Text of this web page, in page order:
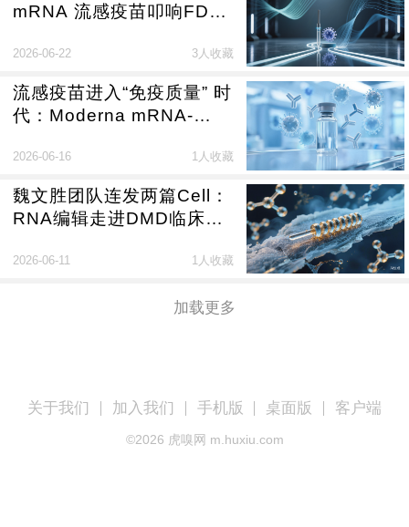
mRNA 流感疫苗叩响FDA
与行业分水岭
2026-06-22 3人收藏
流感疫苗进入“免疫质量” 时
代：Moderna mRNA-
力
2026-06-16 1人收藏
魏文胜团队连发两篇Cell：
RNA编辑走进DMD临床探
2026-06-11 1人收藏
加载更多
关于我们 加入我们 手机版 桌面版 客户端
©2026 虎嗅网 m.huxiu.com